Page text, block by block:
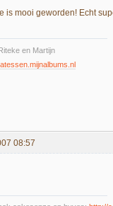
is mooi geworden! Echt
en Martijn
08:57